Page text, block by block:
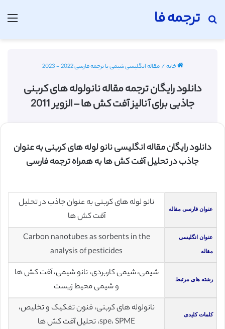
ترجمه فا
جستجو برای
خانه/مقاله انگلیسی شیمی با ترجمه فارسی 2022 - 2023
دانلود رایگان ترجمه مقاله نانولوله های کربنی
جاذبی برای آنالیز آفت کش ها – الزویر 2011
دانلود رایگان مقاله انگلیسی نانو لوله های کربنی به عنوان
جاذب در تحلیل آفت کش ها به همراه ترجمه فارسی
عنوان فارسی مقاله
نانو لوله های کربنی به عنوان جاذب در تحلیل
آفت کش ها
عنوان انگلیسی
مقاله
Carbon nanotubes as sorbents in the
analysis of pesticides
رشته های مرتبط
شیمی، شیمی کاربردی، نانو شیمی، آفت کش ها
و شیمی محیط زیست
کلمات کلیدی
نانولوله های کربنی، فنون تفکیک و تخلیص،
spe، SPME، تحلیل آفت کش ها